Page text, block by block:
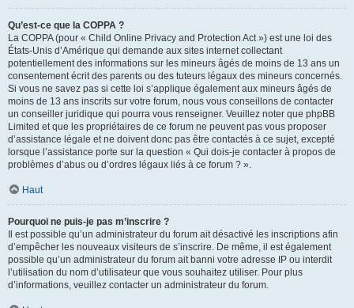
Qu’est-ce que la COPPA ?
La COPPA (pour « Child Online Privacy and Protection Act ») est une loi des
États-Unis d’Amérique qui demande aux sites internet collectant
potentiellement des informations sur les mineurs âgés de moins de 13 ans un
consentement écrit des parents ou des tuteurs légaux des mineurs concernés.
Si vous ne savez pas si cette loi s’applique également aux mineurs âgés de
moins de 13 ans inscrits sur votre forum, nous vous conseillons de contacter
un conseiller juridique qui pourra vous renseigner. Veuillez noter que phpBB
Limited et que les propriétaires de ce forum ne peuvent pas vous proposer
d’assistance légale et ne doivent donc pas être contactés à ce sujet, excepté
lorsque l’assistance porte sur la question « Qui dois-je contacter à propos de
problèmes d’abus ou d’ordres légaux liés à ce forum ? ».
Haut
Pourquoi ne puis-je pas m’inscrire ?
Il est possible qu’un administrateur du forum ait désactivé les inscriptions afin
d’empêcher les nouveaux visiteurs de s’inscrire. De même, il est également
possible qu’un administrateur du forum ait banni votre adresse IP ou interdit
l’utilisation du nom d’utilisateur que vous souhaitez utiliser. Pour plus
d’informations, veuillez contacter un administrateur du forum.